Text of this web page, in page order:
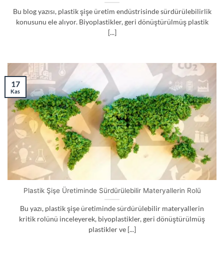
Bu blog yazısı, plastik şişe üretim endüstrisinde sürdürülebilirlik
konusunu ele alıyor. Biyoplastikler, geri dönüştürülmüş plastik
[...]
Plastik Şişe Üretiminde Sürdürülebilir Materyallerin Rolü
Bu yazı, plastik şişe üretiminde sürdürülebilir materyallerin
kritik rolünü inceleyerek, biyoplastikler, geri dönüştürülmüş
plastikler ve [...]
17
Kas